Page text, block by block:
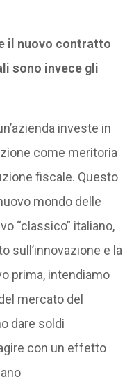
il nuovo contratto
sono invece gli
investe in
come meritoria
fiscale. Questo
mondo delle
“classico” italiano,
sull’innovazione e la
prima, intendiamo
mercato del
dare soldi
con un effetto